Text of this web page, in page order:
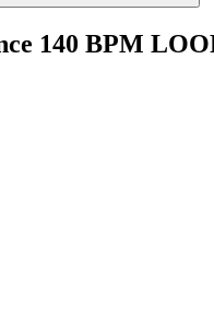
140 BPM